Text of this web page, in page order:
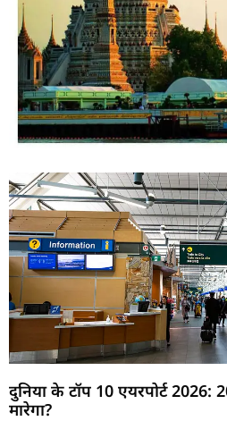
दुनिया के टॉप 10 एयरपोर्ट 2026:
मारेगा?